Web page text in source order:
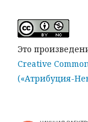
Это
Creative
(«Атрибуция-